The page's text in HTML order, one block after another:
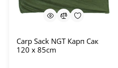
Carp Sack NGT Карп Сак
120 x 85cm